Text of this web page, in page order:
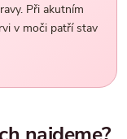
Při akutním
v moči patří stav